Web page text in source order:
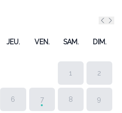
Mois
JEU. VEN. SAM. DIM.
1 2
6 7 8 9